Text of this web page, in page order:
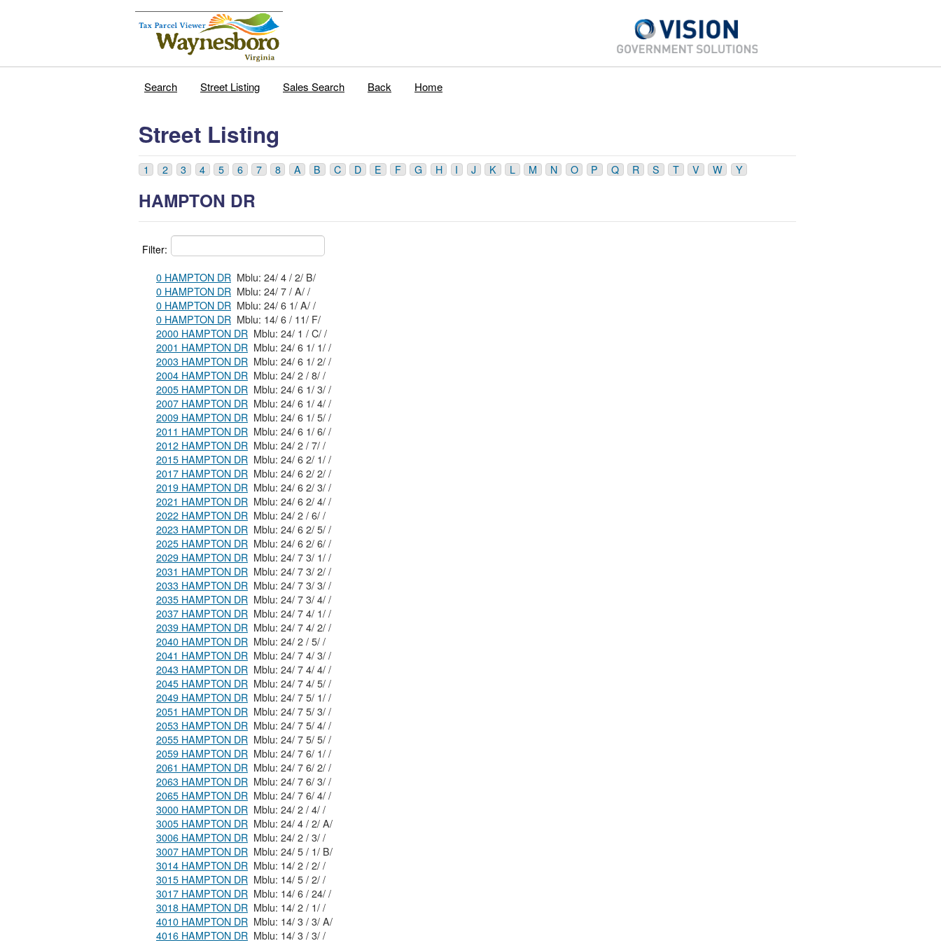
Search Street Listing Sales Search Back Home
Street Listing
1 2 3 4 5 6 7 8 A B C D E F G H I J K L M N O P Q R S T V W Y
HAMPTON DR
Filter:
0 HAMPTON DR
Mblu: 24/ 4 / 2/ B/
0 HAMPTON DR
Mblu: 24/ 7 / A/ /
0 HAMPTON DR
Mblu: 24/ 6 1/ A/ /
0 HAMPTON DR
Mblu: 14/ 6 / 11/ F/
2000 HAMPTON DR
Mblu: 24/ 1 / C/ /
2001 HAMPTON DR
Mblu: 24/ 6 1/ 1/ /
2003 HAMPTON DR
Mblu: 24/ 6 1/ 2/ /
2004 HAMPTON DR
Mblu: 24/ 2 / 8/ /
2005 HAMPTON DR
Mblu: 24/ 6 1/ 3/ /
2007 HAMPTON DR
Mblu: 24/ 6 1/ 4/ /
2009 HAMPTON DR
Mblu: 24/ 6 1/ 5/ /
2011 HAMPTON DR
Mblu: 24/ 6 1/ 6/ /
2012 HAMPTON DR
Mblu: 24/ 2 / 7/ /
2015 HAMPTON DR
Mblu: 24/ 6 2/ 1/ /
2017 HAMPTON DR
Mblu: 24/ 6 2/ 2/ /
2019 HAMPTON DR
Mblu: 24/ 6 2/ 3/ /
2021 HAMPTON DR
Mblu: 24/ 6 2/ 4/ /
2022 HAMPTON DR
Mblu: 24/ 2 / 6/ /
2023 HAMPTON DR
Mblu: 24/ 6 2/ 5/ /
2025 HAMPTON DR
Mblu: 24/ 6 2/ 6/ /
2029 HAMPTON DR
Mblu: 24/ 7 3/ 1/ /
2031 HAMPTON DR
Mblu: 24/ 7 3/ 2/ /
2033 HAMPTON DR
Mblu: 24/ 7 3/ 3/ /
2035 HAMPTON DR
Mblu: 24/ 7 3/ 4/ /
2037 HAMPTON DR
Mblu: 24/ 7 4/ 1/ /
2039 HAMPTON DR
Mblu: 24/ 7 4/ 2/ /
2040 HAMPTON DR
Mblu: 24/ 2 / 5/ /
2041 HAMPTON DR
Mblu: 24/ 7 4/ 3/ /
2043 HAMPTON DR
Mblu: 24/ 7 4/ 4/ /
2045 HAMPTON DR
Mblu: 24/ 7 4/ 5/ /
2049 HAMPTON DR
Mblu: 24/ 7 5/ 1/ /
2051 HAMPTON DR
Mblu: 24/ 7 5/ 3/ /
2053 HAMPTON DR
Mblu: 24/ 7 5/ 4/ /
2055 HAMPTON DR
Mblu: 24/ 7 5/ 5/ /
2059 HAMPTON DR
Mblu: 24/ 7 6/ 1/ /
2061 HAMPTON DR
Mblu: 24/ 7 6/ 2/ /
2063 HAMPTON DR
Mblu: 24/ 7 6/ 3/ /
2065 HAMPTON DR
Mblu: 24/ 7 6/ 4/ /
3000 HAMPTON DR
Mblu: 24/ 2 / 4/ /
3005 HAMPTON DR
Mblu: 24/ 4 / 2/ A/
3006 HAMPTON DR
Mblu: 24/ 2 / 3/ /
3007 HAMPTON DR
Mblu: 24/ 5 / 1/ B/
3014 HAMPTON DR
Mblu: 14/ 2 / 2/ /
3015 HAMPTON DR
Mblu: 14/ 5 / 2/ /
3017 HAMPTON DR
Mblu: 14/ 6 / 24/ /
3018 HAMPTON DR
Mblu: 14/ 2 / 1/ /
4010 HAMPTON DR
Mblu: 14/ 3 / 3/ A/
4016 HAMPTON DR
Mblu: 14/ 3 / 3/ /